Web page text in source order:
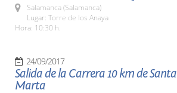
Salamanca (Salamanca)
Lugar: Torre de los Anaya
Hora: 10:30 h.
24/09/2017
Salida de la Carrera 10 km de Santa
Marta